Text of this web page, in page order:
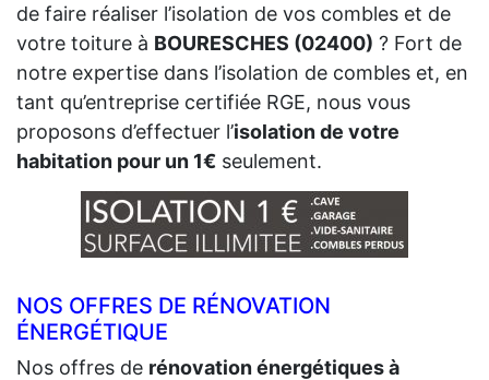
de faire réaliser l’isolation de vos combles et de
votre toiture à BOURESCHES (02400) ? Fort de
notre expertise dans l’isolation de combles et, en
tant qu’entreprise certifiée RGE, nous vous
proposons d’effectuer l’isolation de votre
habitation pour un 1€ seulement.
NOS OFFRES DE RÉNOVATION
ÉNERGÉTIQUE
Nos offres de rénovation énergétiques à